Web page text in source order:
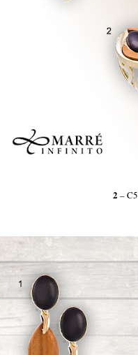
2 –